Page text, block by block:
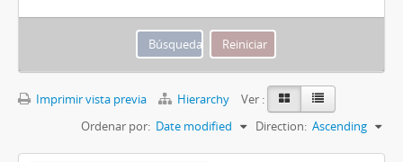
Imprimir vista previa Hierarchy
Ver :
Ordenar por: Date modified Direction: Ascending